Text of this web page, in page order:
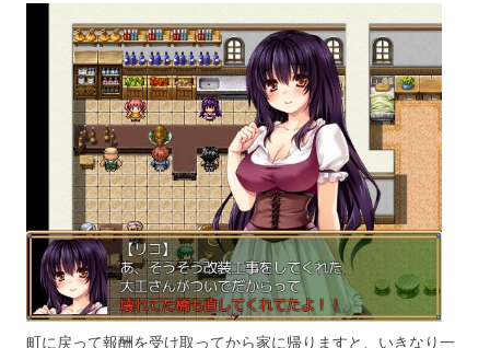
町に戻って報酬を受け取ってから家に帰りますと、いきなり一